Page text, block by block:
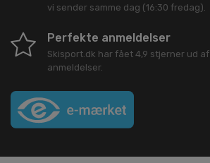
vi sender samme dag (16:30 fredag).
Perfekte anmeldelser
Skisport.dk har fået 4,9 stjerner ud af
anmeldelser.